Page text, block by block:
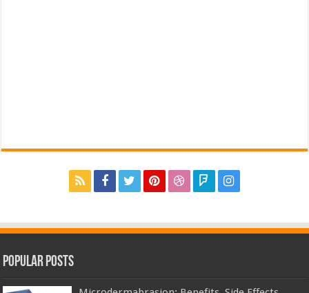
Popular Posts